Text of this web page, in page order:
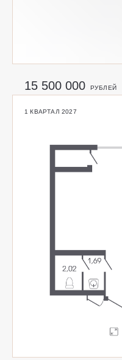
15 500 000 РУБЛЕЙ
1 КВАРТАЛ 2027